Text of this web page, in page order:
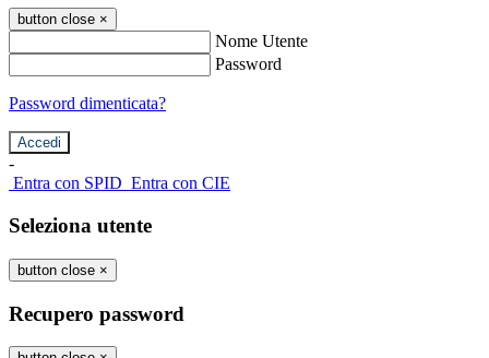
button close ×
Nome Utente
Password
Password dimenticata?
-
Entra con SPID Entra con CIE
Seleziona utente
button close ×
Recupero password